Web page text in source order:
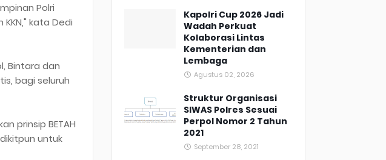
Polri
kata Dedi
Bintara dan
bagi seluruh
prinsip BETAH
untuk
Kapolri Cup 2026 Jadi
Wadah Perkuat
Kolaborasi Lintas
Kementerian dan
Lembaga
Agustus 02, 2026
Struktur Organisasi
SIWAS Polres Sesuai
Perpol Nomor 2 Tahun
2021
September 28, 2021